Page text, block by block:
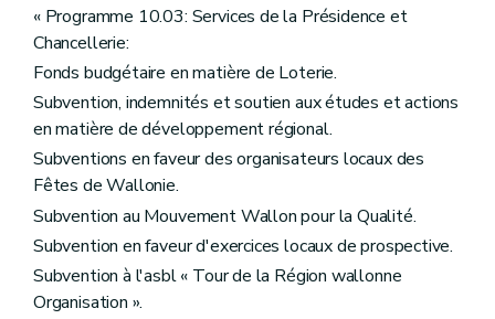
« Programme 10.03: Services de la Présidence et
Chancellerie:
Fonds budgétaire en matière de Loterie.
Subvention, indemnités et soutien aux études et actions
en matière de développement régional.
Subventions en faveur des organisateurs locaux des
Fêtes de Wallonie.
Subvention au Mouvement Wallon pour la Qualité.
Subvention en faveur d'exercices locaux de prospective.
Subvention à l'asbl « Tour de la Région wallonne
Organisation ».